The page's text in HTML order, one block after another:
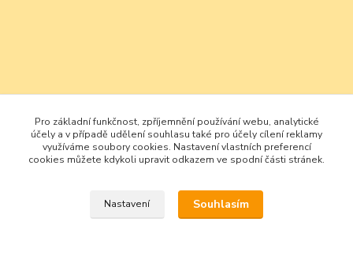
Pro základní funkčnost, zpříjemnění používání webu, analytické
účely a v případě udělení souhlasu také pro účely cílení reklamy
využíváme soubory cookies. Nastavení vlastních preferencí
cookies můžete kdykoli upravit odkazem ve spodní části stránek.
Nastavení Souhlasím